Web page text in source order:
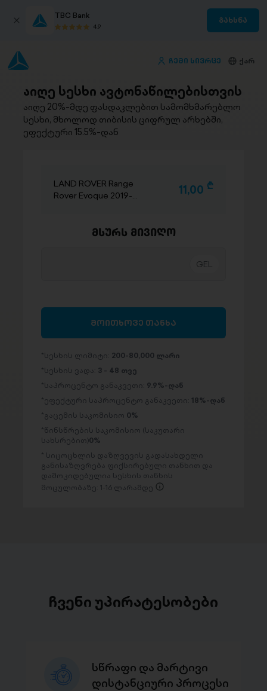
TBC Bank
4.9
გახსნა
ჩემი სივრცე ქარ
აიღე სესხი ავტონაწილებისთვის
აიღე 20%-მდე ფასდაკლებით სამომხმარებლო
სესხი, მხოლოდ თიბისის ციფრულ არხებში,
ეფექტური 15.5%-დან
LAND ROVER Range
Rover Evoque 2019-
11,00 D
მსურს მივიღო
მოითხოვე თანხა
სესხის ლიმიტი: 200-80,000 ლარი
სესხის ვადა: 3 - 48 თვე
საპროცენტო განაკვეთი: 9.9%-დან
ეფექტური საპროცენტო განაკვეთი: 18%-დან
გაცემის საკომისიო 0%
წინსწრების საკომისიო (საკუთარი
სახსრებით)0%
სიცოცხლის დაზღვევის გადასახდელი
განისაზღვრება ფიქსირებული თანხით და
დამოკიდებულია სესხის თანხის
მოცულობაზე: 1-16 ლარამდე
ჩვენი უპირატესობები
სწრაფი და მარტივი
დისტანციური პროცესი